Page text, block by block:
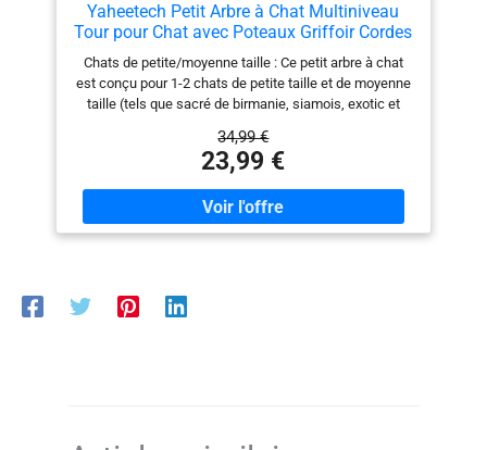
Yaheetech Petit Arbre à Chat Multiniveau
Tour pour Chat avec Poteaux Griffoir Cordes
Sisal Cachette Panier Niche Plateforme
Boule Suspendue Arbre à Grimper 87 cm de
Haut Gris Clair
Chats de petite/moyenne taille : Ce petit arbre à chat
est conçu pour 1-2 chats de petite taille et de moyenne
taille (tels que sacré de birmanie, siamois, exotic et
: En panneaux de particules épais classés E1, cet arbre
à grimper permet une utilisation respectueuse aux
animaux. Son revêtement en flanelle polyester apporte
du confort. Ses poteaux en sisal résistent aux griffes.
Bien aménagé : Un véritable centre d’activités pour
élastique. En toute sécurité : Soigneusement conçu,
34,99 €
23,99 €